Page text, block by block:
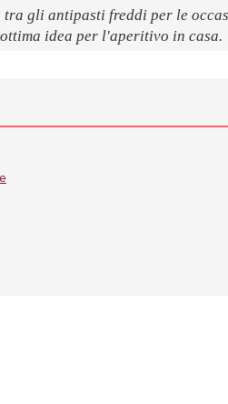
gli antipasti freddi per le
idea per l'aperitivo in casa.